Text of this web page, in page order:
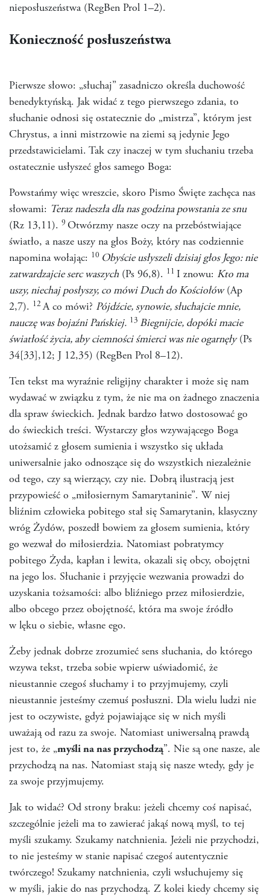
nieposłuszeństwa (RegBen Prol 1–2).
Konieczność posłuszeństwa
Pierwsze słowo: „słuchaj” zasadniczo określa duchowość
benedyktyńską. Jak widać z tego pierwszego zdania, to
słuchanie odnosi się ostatecznie do „mistrza”, którym jest
Chrystus, a inni mistrzowie na ziemi są jedynie Jego
przedstawicielami. Tak czy inaczej w tym słuchaniu trzeba
ostatecznie usłyszeć głos samego Boga:
Powstańmy więc wreszcie, skoro Pismo Święte zachęca nas
słowami: Teraz nadeszła dla nas godzina powstania ze snu
(Rz 13,11). 9 Otwórzmy nasze oczy na przebóstwiające
światło, a nasze uszy na głos Boży, który nas codziennie
napomina wołając:
10 Obyście usłyszeli dzisiaj głos Jego: nie
zatwardzajcie serc waszych (Ps 96,8). 11 I znowu: Kto ma
uszy, niechaj posłyszy, co mówi Duch do Kościołów(Ap
2,7).
12 A co mówi? Pójdźcie, synowie, słuchajcie mnie,
nauczę was bojaźni Pańskiej. 13 Biegnijcie, dopóki macie
światłość życia, aby ciemności śmierci was nie ogarnęły(Ps
34[33],12; J 12,35) (RegBen Prol 8–12).
Ten tekst ma wyraźnie religijny charakter i może się nam
wydawać w związku z tym, że nie ma on żadnego znaczenia
dla spraw świeckich. Jednak bardzo łatwo dostosować go
do świeckich treści. Wystarczy głos wzywającego Boga
utożsamić z głosem sumienia i wszystko się układa
uniwersalnie jako odnoszące się do wszystkich niezależnie
od tego, czy są wierzący, czy nie. Dobrą ilustracją jest
przypowieść o „miłosiernym Samarytaninie”. W niej
bliźnim człowieka pobitego stał się Samarytanin, klasyczny
wróg Żydów, poszedł bowiem za głosem sumienia, który
go wezwał do miłosierdzia. Natomiast pobratymcy
pobitego Żyda, kapłan i lewita, okazali się obcy, obojętni
na jego los. Słuchanie i przyjęcie wezwania prowadzi do
uzyskania tożsamości: albo bliźniego przez miłosierdzie,
albo obcego przez obojętność, która ma swoje źródło
w lęku o siebie, własne ego.
Żeby jednak dobrze zrozumieć sens słuchania, do którego
wzywa tekst, trzeba sobie wpierw uświadomić, że
nieustannie czegoś słuchamy i to przyjmujemy, czyli
nieustannie jesteśmy czemuś posłuszni. Dla wielu ludzi nie
jest to oczywiste, gdyż pojawiające się w nich myśli
uważają od razu za swoje. Natomiast uniwersalną prawdą
jest to, że „myśli na nas przychodzą”. Nie są one nasze, ale
przychodzą na nas. Natomiast stają się nasze wtedy, gdy je
za swoje przyjmujemy.
Jak to widać? Od strony braku: jeżeli chcemy coś napisać,
szczególnie jeżeli ma to zawierać jakąś nową myśl, to tej
myśli szukamy. Szukamy natchnienia. Jeżeli nie przychodzi,
to nie jesteśmy w stanie napisać czegoś autentycznie
twórczego! Szukamy natchnienia, czyli wsłuchujemy się
w myśli, jakie do nas przychodzą. Z kolei kiedy chcemy się